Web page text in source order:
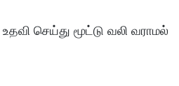
செய்து மூட்டு வலி வராமல்